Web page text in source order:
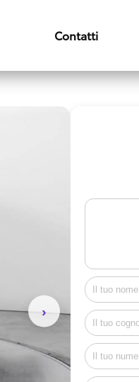
Contatti